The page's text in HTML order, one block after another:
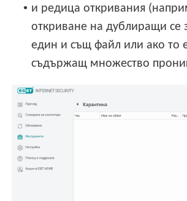
• и редица откривания
откриване на дублиращи се
един и същ файл или ако то
съдържащ множество